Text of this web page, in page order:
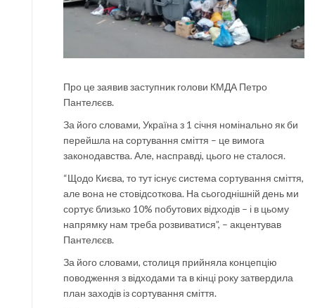
Про це заявив заступник голови КМДА Петро
Пантелєєв.
За його словами, Україна з 1 січня номінально як би
перейшла на сортування сміття – це вимога
законодавства. Але, насправді, цього не сталося.
“Щодо Києва, то тут існує система сортування сміття,
але вона не стовідсоткова. На сьогоднішній день ми
сортує близько 10% побутових відходів – і в цьому
напрямку нам треба розвиватися”, – акцентував
Пантелєєв.
За його словами, столиця прийняла концепцію
поводження з відходами та в кінці року затвердила
план заходів із сортування сміття.